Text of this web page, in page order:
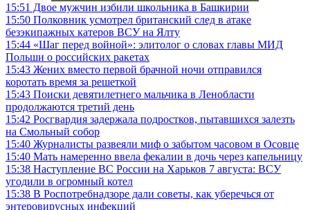
15:51 Двое мужчин избили школьника в Башкирии
15:50 Полковник усмотрел британский след в атаке
безэкипажных катеров ВСУ на Ялту
15:44 «Шаг перед войной»: элитолог о словах главы МИД
Польши о российских ракетах
15:43 Жених вместо первой брачной ночи отправился
коротать время за решеткой
15:43 Поиски девятилетнего мальчика в Ленобласти
продолжаются третий день
15:42 Росгвардия задержала подростков, пытавшихся залезть
на Смольный собор
15:40 Журналисты развеяли миф о забытом часовом в Осовце
15:40 Мать намеренно ввела фекалии в дочь через капельницу
15:38 Наступление ВС России на Харьков 7 августа: ВСУ
угодили в огромный котел
15:38 В Роспотребнадзоре дали советы, как уберечься от
энтеровирусных инфекций